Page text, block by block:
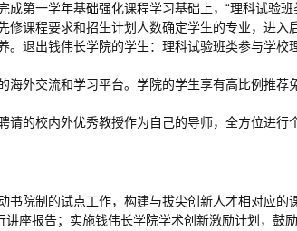
第一学年基础强化课程学习基础上，“理科试验
课程要求和招生计划人数确定学生的专业，进入
。退出钱伟长学院的学生：理科试验班类参与学
海外交流和学习平台。学院的学生享有高比例推
请的校内外优秀教授作为自己的导师，全方位进
书院制的试点工作，构建与拔尖创新人才相对应
座报告；实施钱伟长学院学术创新激励计划，鼓